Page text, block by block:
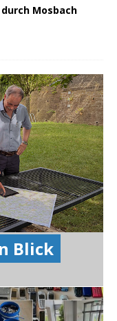
Mosbach
Blick